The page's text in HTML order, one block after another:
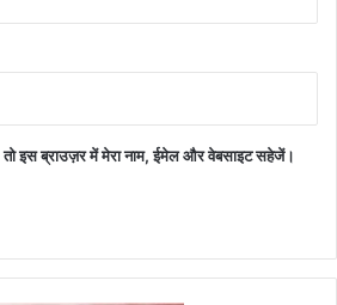
तो इस ब्राउज़र में मेरा नाम, ईमेल और वेबसाइट सहेजें।